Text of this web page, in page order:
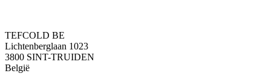
TEFCOLD BE
Lichtenberglaan 1023
3800 SINT-TRUIDEN
België